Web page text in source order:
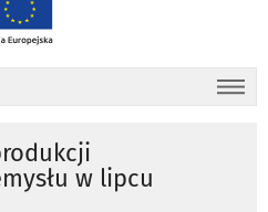
w lipcu